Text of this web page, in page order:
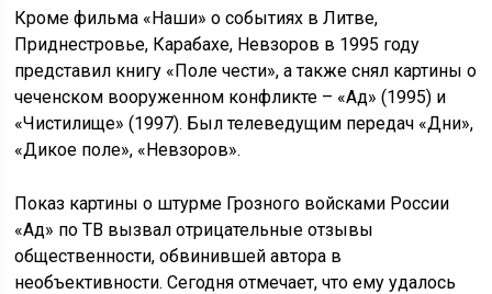
Кроме фильма «Наши» о событиях в Литве,
Приднестровье, Карабахе, Невзоров в 1995 году
представил книгу «Поле чести», а также снял картины о
чеченском вооруженном конфликте – «Ад» (1995) и
«Чистилище» (1997). Был телеведущим передач «Дни»,
«Дикое поле», «Невзоров».
Показ картины о штурме Грозного войсками России
«Ад» по ТВ вызвал отрицательные отзывы
общественности, обвинившей автора в
необъективности. Сегодня отмечает, что ему удалось